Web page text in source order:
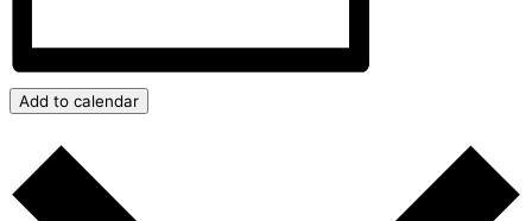
Add to calendar